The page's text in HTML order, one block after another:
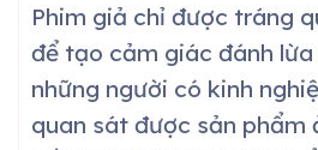
Phim giả chỉ được tráng
để tạo cảm giác đánh
những người có kinh
quan sát được sản phẩm